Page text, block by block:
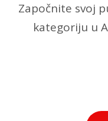
Započnite svoj
kategoriju u